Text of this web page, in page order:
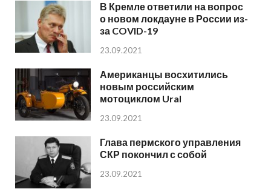
В Кремле ответили на вопрос
о новом локдауне в России из-
за COVID-19
23.09.2021
Американцы восхитились
новым российским
мотоциклом Ural
23.09.2021
Глава пермского управления
СКР покончил с собой
23.09.2021